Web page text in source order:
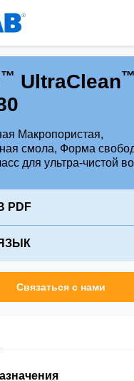
Diagnostics
™ UltraClean™
Макропористая,
смола, Форма
для ультра-чистой
PDF
Связаться с нами